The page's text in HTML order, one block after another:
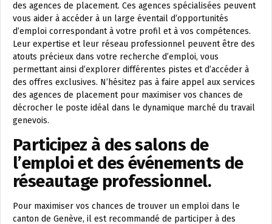
des agences de placement. Ces agences spécialisées peuvent
vous aider à accéder à un large éventail d’opportunités
d’emploi correspondant à votre profil et à vos compétences.
Leur expertise et leur réseau professionnel peuvent être des
atouts précieux dans votre recherche d’emploi, vous
permettant ainsi d’explorer différentes pistes et d’accéder à
des offres exclusives. N’hésitez pas à faire appel aux services
des agences de placement pour maximiser vos chances de
décrocher le poste idéal dans le dynamique marché du travail
genevois.
Participez à des salons de
l’emploi et des événements de
réseautage professionnel.
Pour maximiser vos chances de trouver un emploi dans le
canton de Genève, il est recommandé de participer à des